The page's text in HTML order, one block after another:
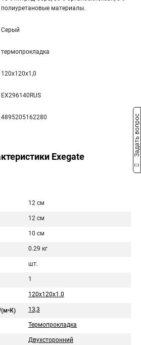
полиуретановые материалы.
Серый
термопрокладка
120x120x1,0
EX296140RUS
4895205162280
Exegate
12 см
12 см
10 см
0.29 кг
шт.
1
120x120x1.0
13,3
Термопрокладка
Двухсторонний
Задать вопрос